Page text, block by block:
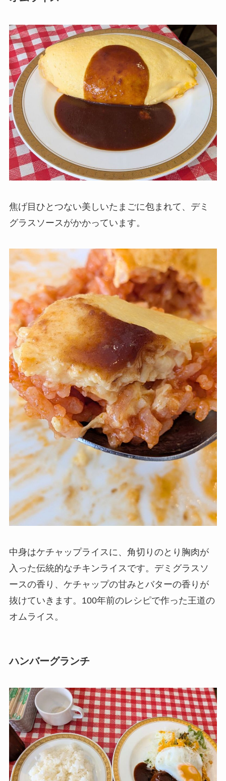
焦げ目ひとつない美しいたまごに包まれて、デミ
グラスソースがかかっています。
中身はケチャップライスに、角切りのとり胸肉が
入った伝統的なチキンライスです。デミグラスソ
ースの香り、ケチャップの甘みとバターの香りが
抜けていきます。100年前のレシピで作った王道の
オムライス。
ハンバーグランチ